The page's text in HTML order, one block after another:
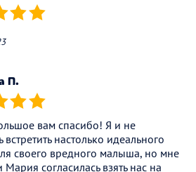
(*) (*)
П.
(*) (*)
вам спасибо! Я и не
встретить настолько идеального
своего вредного малыша, но мне
Мария согласилась взять нас на